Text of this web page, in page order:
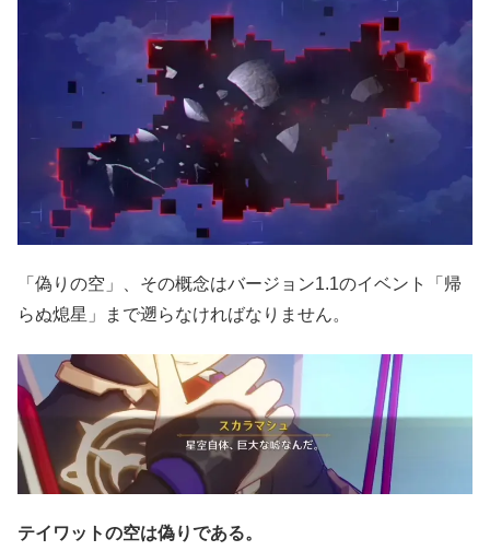
「偽りの空」、その概念はバージョン1.1のイベント「帰
らぬ熄星」まで遡らなければなりません。
テイワットの空は偽りである。